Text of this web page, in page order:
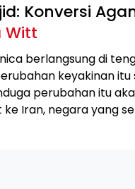
Konversi
Witt
berlangsung di
keyakinan
perubahan itu
Iran, negara yang